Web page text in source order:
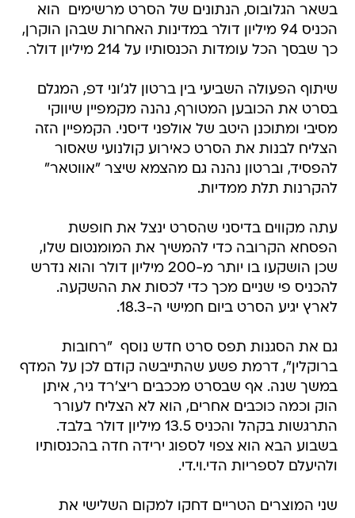
בשאר הגלובוס, הנתונים של הסרט מרשימים  הוא
הכניס 94 מיליון דולר במדינות האחרות שבהן הוקרן,
כך שבסך הכל עומדות הכנסותיו על 214 מיליון דולר.
שיתוף הפעולה השביעי בין ברטון לג'וני דפ, המגלם
בסרט את הכובען המטורף, נהנה מקמפיין שיווקי
מסיבי ומתוכנן היטב של אולפני דיסני. הקמפיין הזה
הצליח לבנות את הסרט כאירוע קולנועי שאסור
להפסיד, וברטון נהנה גם מהצמא שיצר "אווטאר"
להקרנות תלת ממדיות.
עתה מקווים בדיסני שהסרט ינצל את חופשת
הפסחא הקרובה כדי להמשיך את המומנטום שלו,
שכן הושקעו בו יותר מ-200 מיליון דולר והוא נדרש
להכניס פי שניים מכך כדי לכסות את ההשקעה.
לארץ יגיע הסרט ביום חמישי ה-18.3.
גם את הסגנות תפס סרט חדש נוסף  "רחובות
ברוקלין", דרמת פשע שהתייבשה קודם לכן על המדף
במשך שנה. אף שבסרט מככבים ריצ'רד גיר, איתן
הוק וכמה כוכבים אחרים, הוא לא הצליח לעורר
התרגשות בקהל והכניס 13.5 מיליון דולר בלבד.
בשבוע הבא הוא צפוי לספוג ירידה חדה בהכנסותיו
ולהיעלם לספריות הדי.וי.די.
שני המוצרים הטריים דחקו למקום השלישי את